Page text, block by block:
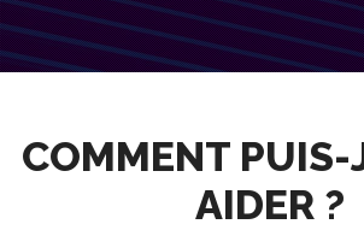
COMMENT PUIS-
AIDER ?